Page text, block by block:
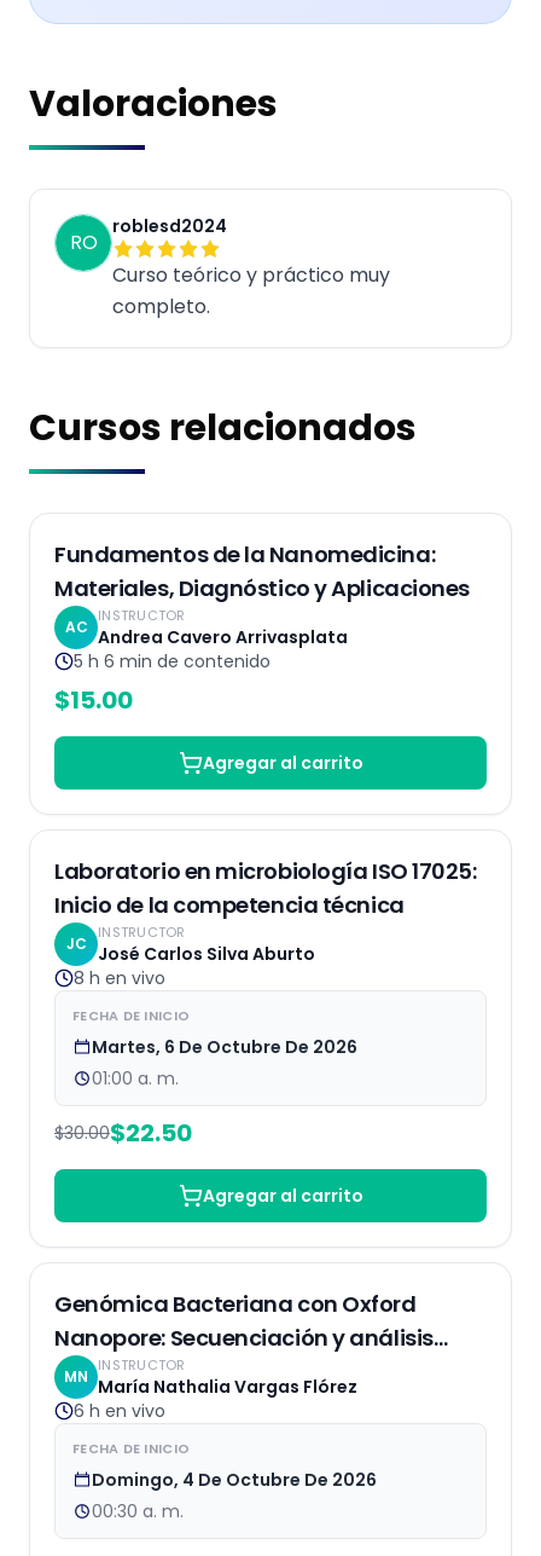
Valoraciones
RO
roblesd2024
Curso teórico y práctico muy
completo.
Cursos relacionados
Fundamentos de la Nanomedicina:
Materiales, Diagnóstico y Aplicaciones
AC
INSTRUCTOR
Andrea Cavero Arrivasplata
5 h 6 min de contenido
$15.00
Agregar al carrito
25 % OFF EN VIVO
Laboratorio en microbiología ISO 17025:
Inicio de la competencia técnica
JC
INSTRUCTOR
José Carlos Silva Aburto
8 h en vivo
FECHA DE INICIO
Martes, 6 De Octubre De 2026
01:00 a. m.
$30.00$22.50
Agregar al carrito
Genómica Bacteriana con Oxford
Nanopore: Secuenciación y análisis
bioinformático
MN
INSTRUCTOR
María Nathalia Vargas Flórez
6 h en vivo
FECHA DE INICIO
Domingo, 4 De Octubre De 2026
00:30 a. m.